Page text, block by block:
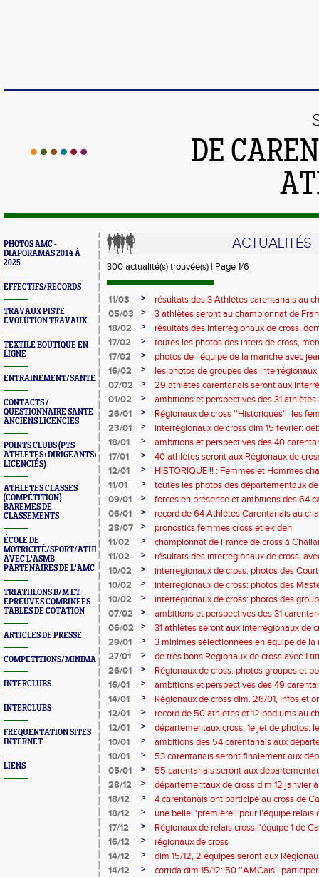
DE
PHOTOS AMC -
DIAPORAMAS 2014 À
2025
EFFECTIFS/RECORDS
TRAVAUX PISTE
ÉVOLUTION TRAVAUX
TEXTILE BOUTIQUE EN
LIGNE
ENTRAINEMENT/SANTE/JURYS/FORMATIONS
CONTACTS /
QUESTIONNAIRE SANTE
ANCIENS LICENCIES
POINTS CLUBS (PTS
ATHLÈTES+DIRIGEANTS+BONUS
LICENCIÉS)
ATHLETES CLASSES
(COMPÉTITION)
BAREMES DE
CLASSEMENTS
ÉCOLE DE
MOTRICITÉ/SPORT/ATHLÉ
AVEC L'ASMB
PARTENAIRES DE L'AMC
TRIATHLONS B/M ET
EPREUVES COMBINEES-
TABLES DE COTATION
ARTICLES DE PRESSE
COMPETITIONS/MINIMAS/MEETINGS/ENGAGES
INTERCLUBS
INTERCLUBS
FREQUENTATION SITES
INTERNET
LIENS
ACTUALITÉS
300 actualité(s) trouvée(s) | Page 1/6
11/03 >
résultats des 3 Athlétes carentanais au
cross
05/03 >
3 athlètes seront au championnat de
Carhaix
18/02 >
résultats des Interrégionaux de cross,
17/02
>
toutes les photos des inters de cross,
17/02
>
photos de l'équipe de la manche avec
16/02
>
les photos de groupes des interrégionaux
07/02
>
29 athlètes carentanais seront aux
15/02: infos
01/02 >
ambitions et perspectives des 31
cross
26/01 >
Régionaux de cross ''Historiques'': les
23/01
>
interrégionaux de cross dim 15 fevrier:
18/01
>
ambitions et perspectives des 40
cross
17/01 >
40 athlètes seront aux Régionaux de
organisation
12/01 >
HISTORIQUE !! : Femmes et Hommes
cross ''élite'' ! résultats complets
11/01 >
toutes les photos des départementaux
09/01
>
forces en présence et ambitions des 64
départementaux de cross
06/01 >
record de 64 Athlétes Carentanais au
de cross ! : convocation et infos !!
28/07 >
pronostics femmes cross et ekiden
11/02
>
championnat de France de cross à
organisation
11/02 >
résultats des interrégionaux de cross,
10/02
>
interregionaux de cross: photos des
Hommes
10/02 >
interregionaux de cross: photos des
Juniors F Court Femmes
10/02 >
interrégionaux de cross: photos des
07/02
>
ambitions et perspectives des 31
de cross
06/02 >
31 athlètes seront aux interrégionaux de
record ! : infos et organisation
29/01 >
3 minimes sélectionnées en équipe de
Rétrospective des sélections depuis 2016
27/01 >
de très bons Régionaux de cross avec 1
qualifiées aux interrégionaux !!
26/01 >
Régionaux de cross: photos groupes et
16/01
>
ambitions et perspectives des 49
cross
14/01 >
Régionaux de cross dim. 26/01, infos et
''explosé'' de 49 carentanais au départ !
12/01 >
record de 50 athlètes et 12 podiums au
le cross se porte très bien à Carentan !
12/01 >
départementaux cross, 1e jet de photos:
10/01
>
ambitions des 54 carentanais aux
10/01
>
53 carentanais seront finalement aux
12 janvier: infos et organisation
05/01 >
55 carentanais seront aux
infos et organisation
28/12 >
départementaux de cross dim 12 janvier
carentanais au départ !: infos et
18/12 >
4 carentanais ont participé au cross de
18/12
>
une belle ''première'' pour l'équipe relais
Caen
17/12 >
Régionaux de relais cross:l'équipe 1 de
National pour la 2e saison consécutive !
16/12 >
régionaux de cross
14/12
>
dim 15/12, 2 équipes seront aux
individuels au cross de Caen
14/12 >
corrida dim 15/12: 50 ''AMCais''